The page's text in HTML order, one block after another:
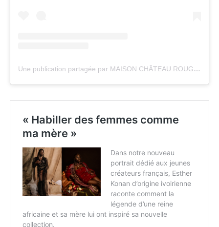
Une publication partagée par MAISON CHÂTEAU ROUGE (@maisonchateaurouge)